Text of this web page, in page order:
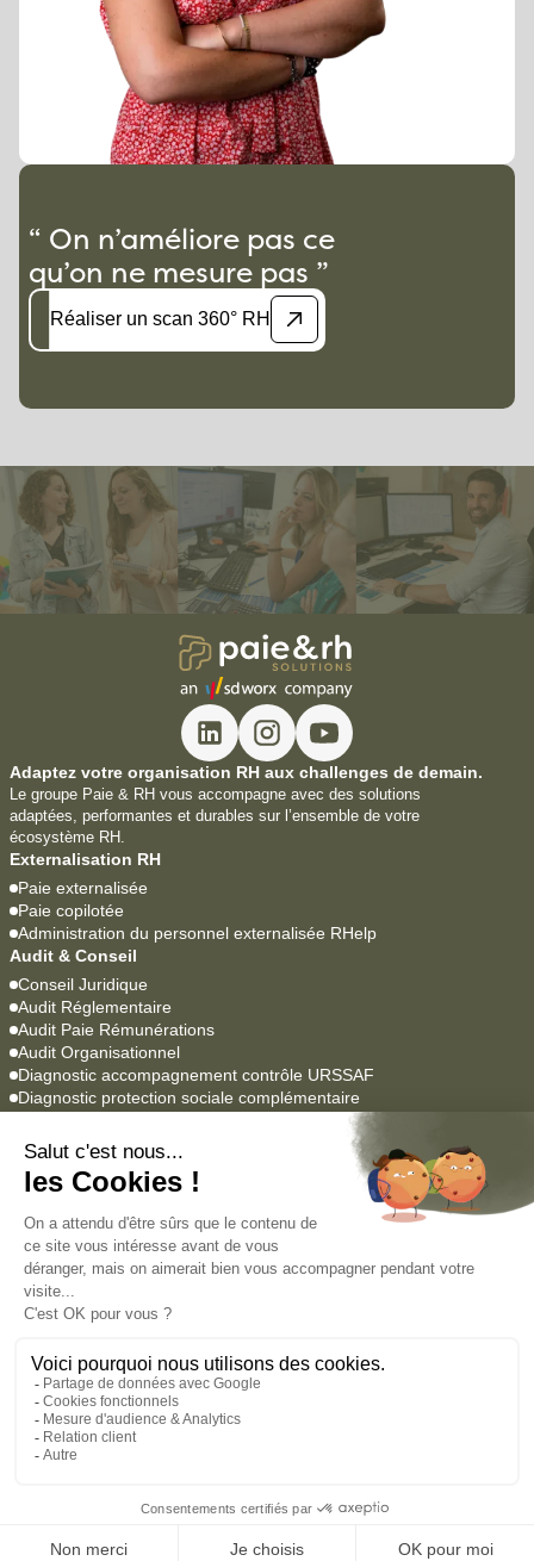
“ On n’améliore pas ce
qu’on ne mesure pas ”
Réaliser un scan 360° RH
Adaptez votre organisation RH aux challenges de demain.
Le groupe Paie & RH vous accompagne avec des solutions
adaptées, performantes et durables sur l’ensemble de votre
écosystème RH.
Externalisation RH
Paie externalisée
Paie copilotée
Administration du personnel externalisée RHelp
Audit & Conseil
Conseil Juridique
Audit Réglementaire
Audit Paie Rémunérations
Audit Organisationnel
Diagnostic accompagnement contrôle URSSAF
Diagnostic protection sociale complémentaire
YEAP Paie
Lucca SIRH
Agrume
Empowill
Académie
Formations professionnelles
Formations en alternance
Nous contacter
© Paie & RH Groupe 2026
Propulsé par
Studio Créatif Audacieux